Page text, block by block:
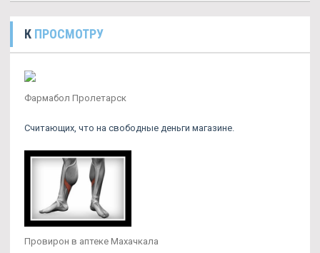
К ПРОСМОТРУ
Фармабол Пролетарск
Считающих, что на свободные деньги магазине.
Провирон в аптеке Махачкала